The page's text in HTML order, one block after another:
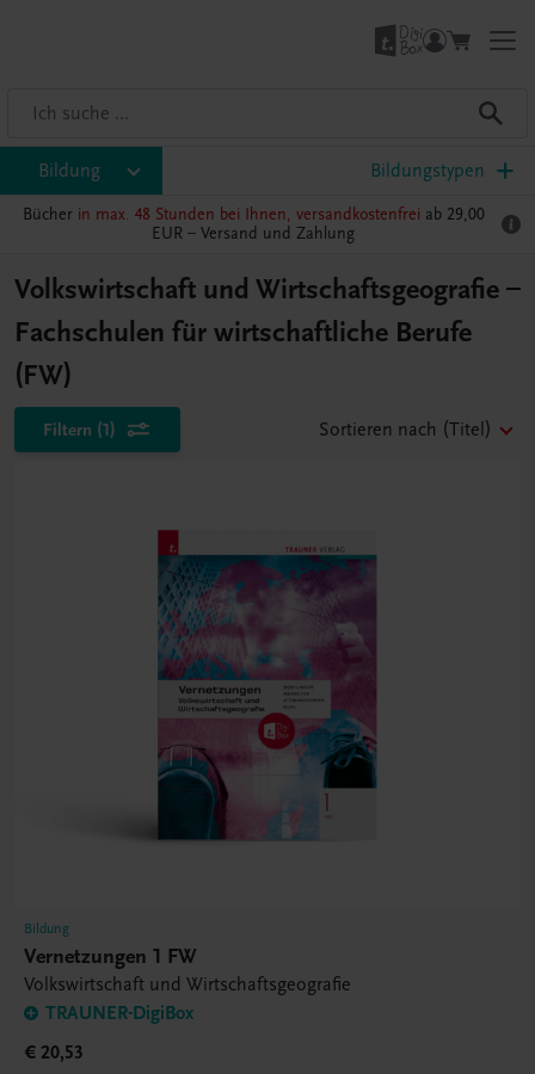
Bildung Bildungstypen
Bücher in max. 48 Stunden bei Ihnen, versandkostenfrei ab 29,00
EUR – Versand und Zahlung
Volkswirtschaft und Wirtschaftsgeografie –
Fachschulen für wirtschaftliche Berufe
(FW)
Filtern (1) Sortieren nach (Titel)
Bildung
Vernetzungen 1 FW
Volkswirtschaft und Wirtschaftsgeografie
TRAUNER-DigiBox
€ 20,53